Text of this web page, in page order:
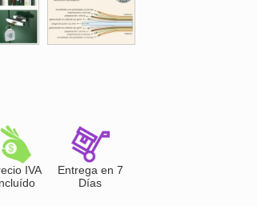
IVA
Entrega en 7
Días